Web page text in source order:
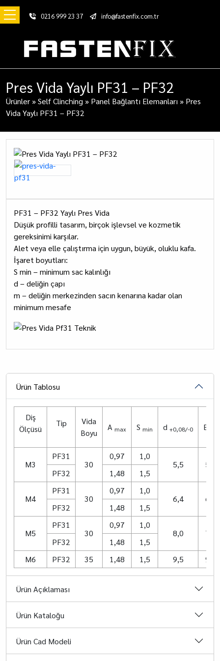
0216 999 23 37 info@fastenfix.com.tr
Pres Vida Yaylı PF31 – PF32
Ürünler»Self Clinching » Panel Bağlantı Elemanları» Pres
Vida Yaylı PF31 – PF32
PF31 – PF32 Yaylı Pres Vida
Düşük profilli tasarım, birçok işlevsel ve kozmetik
gereksinimi karşılar.
Alet veya elle çalıştırma için uygun, büyük, oluklu kafa.
İşaret boyutları:
S min – minimum sac kalınlığı
d – deliğin çapı
m – deliğin merkezinden sacın kenarına kadar olan
minimum mesafe
Ürün Tablosu
Diş
Ölçüsü
Tip
Vida
Boyu
A max S min d +0,08/-0 B
M3
PF31
30
0,97
1,0
5,5
5,48
PF32
1,48 1,5
M4
PF31
30
0,97
1,0
6,4
6,38
PF32
1,48 1,5
M5
PF31
30
0,97
1,0
8,0
7,98
PF32
1,48
1,5
M6
PF32 35 1,48 1,5 9,5 9,48
Ürün Açıklaması
Ürün Kataloğu
Ürün Cad Modeli